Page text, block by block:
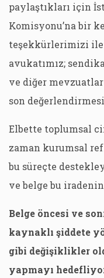
paylaştıkları için
Komisyonu’na bir
teşekkürlerimizi
avukatımız;
ve diğer
son
Elbette toplumsal
zaman kurumsal
bu süreçte
ve belge bu
Belge öncesi ve
kaynaklı şiddete
gibi değişiklikler
yapmayı